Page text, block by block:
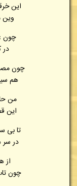
این
وین
چون
در
چون
هم
من
این
تا بی
در
از
چون